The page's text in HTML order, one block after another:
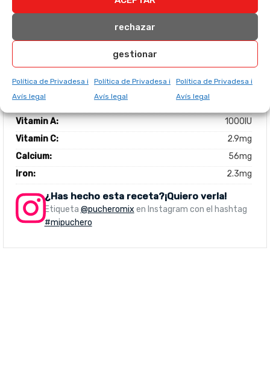
rechazar
gestionar
Política de Privadesa i
Avís legal
Política de Privadesa i
Avís legal
Política de Privadesa i
Avís legal
Sodium:
331mg
Fiber:
1.8g
Sugar:
29.5g
Protein:
Vitamin A:
1000IU
Vitamin C:
2.9mg
Calcium:
56mg
Iron:
2.3mg
¿Has hecho esta receta?¡Quiero verla!
Etiqueta @pucheromix en Instagram con el hashtag
#mipuchero